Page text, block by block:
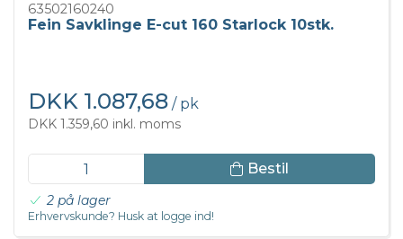
63502160240
Fein Savklinge E-cut 160 Starlock 10stk.
DKK 1.087,68 / pk
DKK 1.359,60 inkl. moms
Bestil
2 på lager
Erhvervskunde? Husk at logge ind!